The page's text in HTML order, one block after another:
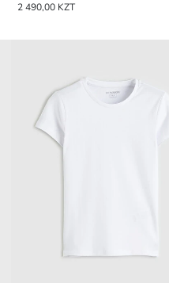
2 490,00 KZT